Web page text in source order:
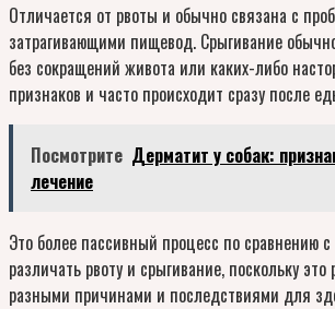
Отличается от рвоты и обычно связана с
затрагивающими пищевод. Срыгивание
без сокращений живота или каких-либо
признаков и часто происходит сразу после
Посмотрите Дерматит у собак:
лечение
Это более пассивный процесс по сравнению
различать рвоту и срыгивание, поскольку
разными причинами и последствиями для